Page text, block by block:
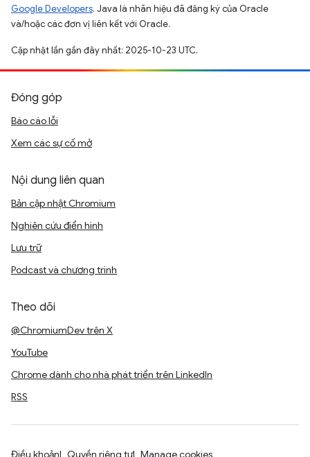
Google Developers. Java là nhãn hiệu đã đăng ký của Oracle
và/hoặc các đơn vị liên kết với Oracle.
Cập nhật lần gần đây nhất: 2025-10-23 UTC.
Đóng góp
Báo cáo lỗi
Xem các sự cố mở
Nội dung liên quan
Bản cập nhật Chromium
Nghiên cứu điển hình
Lưu trữ
Podcast và chương trình
Theo dõi
@ChromiumDev trên X
YouTube
Chrome dành cho nhà phát triển trên LinkedIn
RSS
Điều khoản Quyền riêng tư Manage cookies